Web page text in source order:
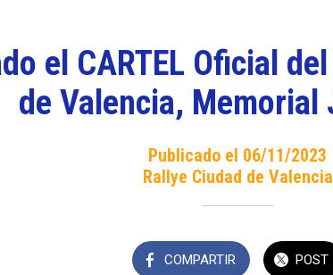
el CARTEL Oficial
de Valencia, Memorial
Publicado el 06/11/2023
Rallye Ciudad de Valencia
COMPARTIR POST